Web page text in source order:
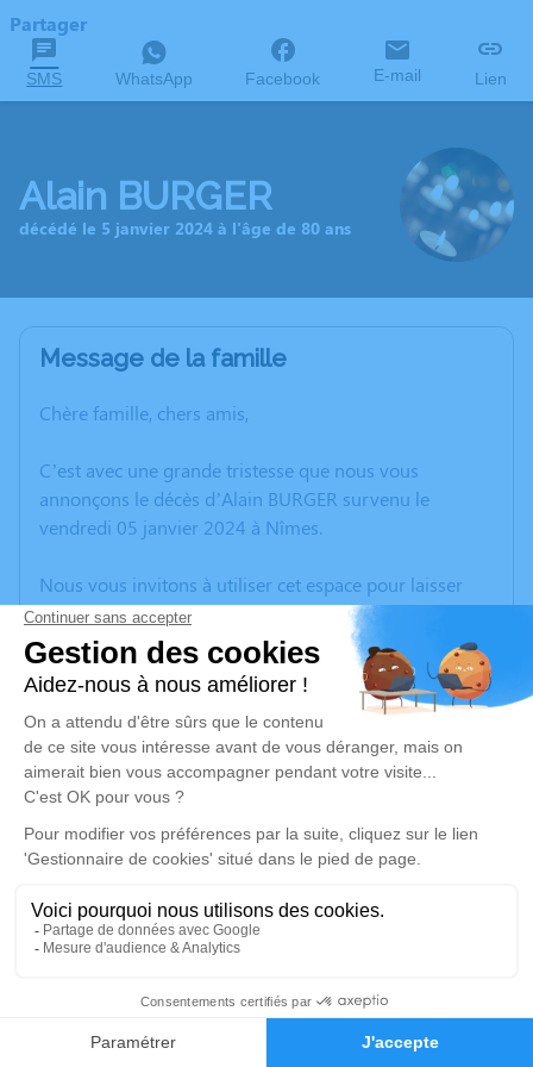
Faire-part Hommages
Partager
SMS WhatsApp Facebook E-mail Lien
Alain BURGER
décédé le 5 janvier 2024 à l'âge de 80 ans
Message de la famille
Chère famille, chers amis,
C’est avec une grande tristesse que nous vous
annonçons le décès d’Alain BURGER survenu le
vendredi 05 janvier 2024 à Nîmes.
Nous vous invitons à utiliser cet espace pour laisser
vos condoléances, partager des photos souvenirs, une
anecdote ou exprimer vos pensées à travers des
poèmes ou des textes. Cet endroit est un lieu
d'expression dédié à honorer la mémoire d’Alain
BURGER.
Un service de plantation d’arbre hommage est
disponible ici
Cérémonie civile
Cimetière d'Uzès
Chemin du Peiroulet